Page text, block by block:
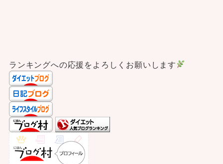
ランキングへの応援をよろしくお願いします